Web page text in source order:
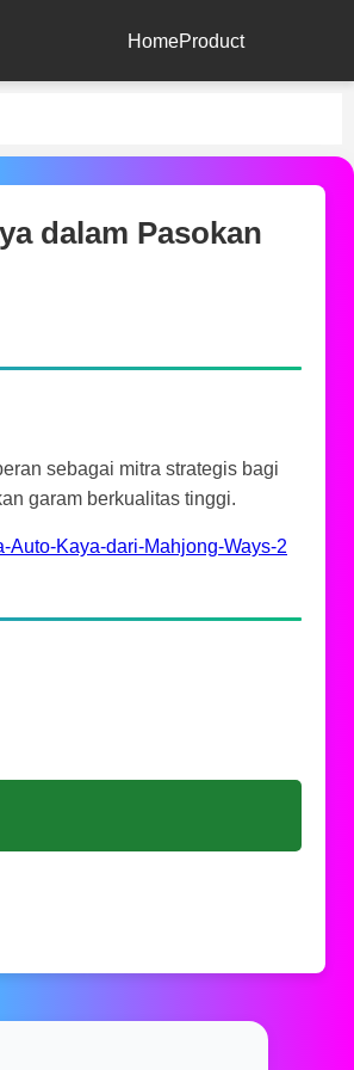
HomeProduct
dalam Pasokan
sebagai mitra strategis bagi
garam berkualitas tinggi.
Auto-Kaya-dari-Mahjong-Ways-2